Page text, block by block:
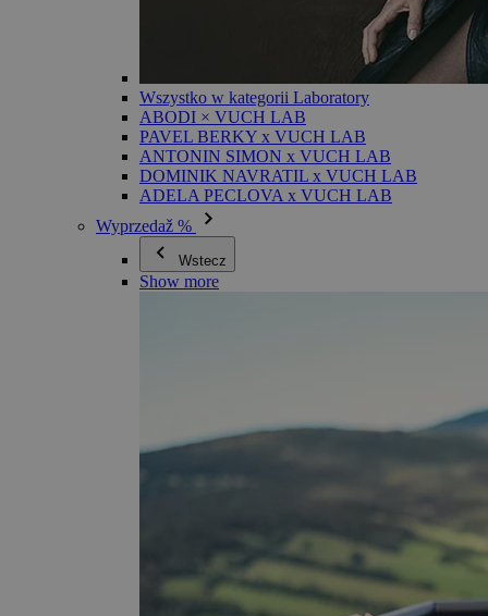
Wszystko w kategorii Laboratory
ABODI × VUCH LAB
PAVEL BERKY x VUCH LAB
ANTONIN SIMON x VUCH LAB
DOMINIK NAVRATIL x VUCH LAB
ADELA PECLOVA x VUCH LAB
Wyprzedaž %
Wstecz
Show more